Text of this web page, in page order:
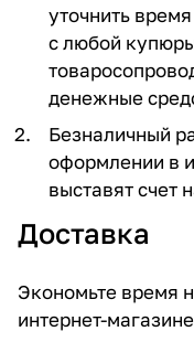
уточнить
с любой
денежные
Безналичный
оформлении в
выставят счет
Доставка
Экономьте время
интернет-